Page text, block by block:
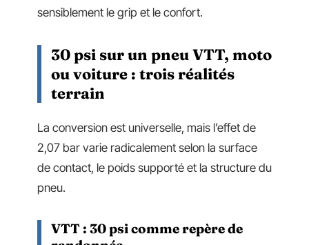
sensiblement le grip et le confort.
30 psi sur un pneu VTT, moto
ou voiture : trois réalités
terrain
La conversion est universelle, mais l’effet de
2,07 bar varie radicalement selon la surface
de contact, le poids supporté et la structure du
pneu.
VTT : 30 psi comme repère de